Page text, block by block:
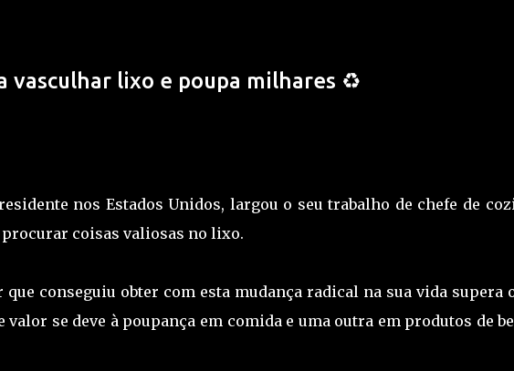
a dormir em carro em piloto-automático 🚗
vasculhar lixo e poupa milhares ♻️
nos Estados Unidos, largou o seu trabalho de chefe de
procurar coisas valiosas no lixo.
conseguiu obter com esta mudança radical na sua vida supera
valor se deve à poupança em comida e uma outra em produtos de